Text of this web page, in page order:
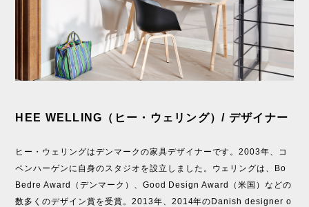
HEE WELLING（ヒー・ウェリング）/ デザイナー
ヒー・ウェリングはデンマークの家具デザイナーです。2003年、コ
ペンハーゲンに自身のスタジオを設立しました。ウェリングは、Bo
Bedre Award（デンマーク）、Good Design Award（米国）などの
数多くのデザイン賞を受賞。2013年、2014年のDanish designer o